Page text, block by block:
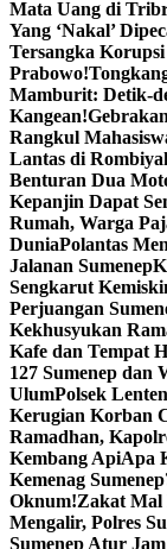
Mata Uang di
Yang ‘Nakal’
Tersangka
Prabowo!
Mamburit: Detik-
Kangean!
Rangkul
Lantas di
Benturan Dua
Kepanjin Dapat
Rumah, Warga
DuniaPolantas
Jalanan Sumenep
Sengkarut
Perjuangan
Kekhusyukan
Kafe dan Tempat
127 Sumenep dan
UlumPolsek
Kerugian Korban
Ramadhan,
Kembang ApiApa
Kemenag
Oknum!Zakat Mal
Mengalir, Polres
Sumenep Atur